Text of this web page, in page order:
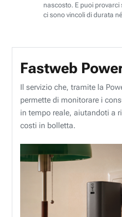
nascosto. E puoi
ci sono vincoli di durata
Fastweb
Il servizio che, tramite la
permette di monitorare i
in tempo reale, aiutandoti a
costi in bolletta.